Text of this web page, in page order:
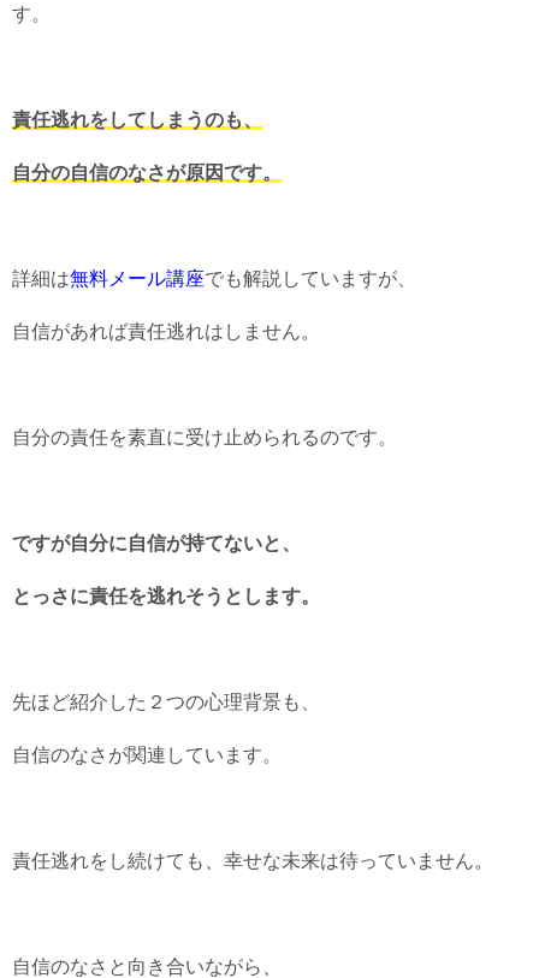
す。
責任逃れをしてしまうのも、
自分の自信のなさが原因です。
詳細は無料メール講座でも解説していますが、
自信があれば責任逃れはしません。
自分の責任を素直に受け止められるのです。
ですが自分に自信が持てないと、
とっさに責任を逃れそうとします。
先ほど紹介した２つの心理背景も、
自信のなさが関連しています。
責任逃れをし続けても、幸せな未来は待っていません。
自信のなさと向き合いながら、